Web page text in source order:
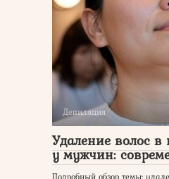
Депиляция
Удаление волос
у мужчин: